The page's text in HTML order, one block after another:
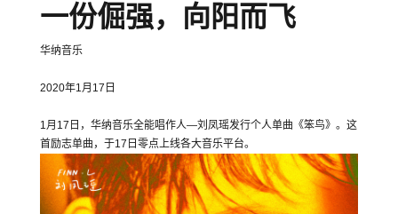
一份倔强，向阳而飞
华纳音乐
2020年1月17日
1月17日，华纳音乐全能唱作人—刘凤瑶发行个人单曲《笨鸟》。这
首励志单曲，于17日零点上线各大音乐平台。